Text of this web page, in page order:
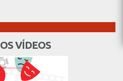
VÍDEOS